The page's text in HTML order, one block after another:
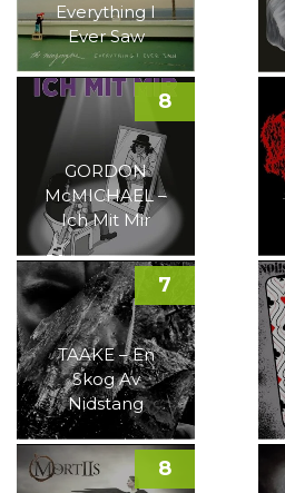
Everything I
Ever Saw
GORDON
McMICHAEL –
Ich Mit Mir
8
TAAKE – En
Skog Av
Nidstang
7
8